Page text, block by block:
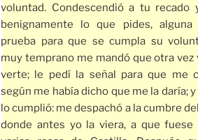
voluntad. Condescendió a tu recado
benignamente lo que pides,
prueba para que se cumpla su
muy temprano me mandó que otra vez
verte; le pedí la señal para que me
según me había dicho que me la daría;
lo cumplió: me despachó a la cumbre
donde antes yo la viera, a que fuese